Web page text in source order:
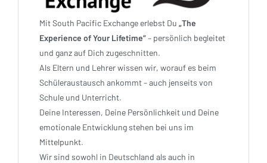
Mit South Pacific Exchange erlebst Du „The
Experience of Your Lifetime“– persönlich begleitet
und ganz auf Dich zugeschnitten.
Als Eltern und Lehrer wissen wir, worauf es beim
Schüleraustausch ankommt – auch jenseits von
Schule und Unterricht.
Deine Interessen, Deine Persönlichkeit und Deine
emotionale Entwicklung stehen bei uns im
Mittelpunkt.
Wir sind sowohl in Deutschland als auch in